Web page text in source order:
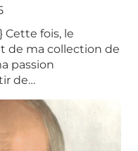
Cette fois, le
de ma collection de
passion
de…